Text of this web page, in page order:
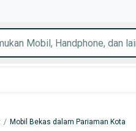
/ Mobil Bekas dalam Pariaman Kota